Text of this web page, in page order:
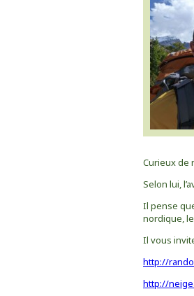
Curieux de
Selon lui,
Il pense
nordique,
Il vous
http://
http://